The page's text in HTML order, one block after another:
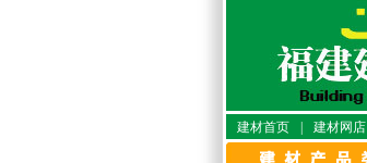
建材首页 建材网店